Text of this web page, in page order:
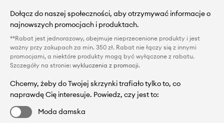
Dołącz do naszej społeczności, aby otrzymywać informacje o
najnowszych promocjach i produktach.
**Rabat jest jednorazowy, obejmuje nieprzecenione produkty i jest
ważny przy zakupach za min. 350 zł. Rabat nie łączy się z innymi
promocjami, a niektóre produkty mogą być wyłączone z rabatu.
Szczegóły na stronie: wykluczenia z promocji.
Chcemy, żeby do Twojej skrzynki trafiało tylko to, co
naprawdę Cię interesuje. Powiedz, czy jest to:
Moda damska